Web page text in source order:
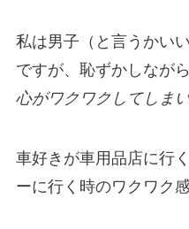
私は男子（と言うかい
ですが、恥ずかしなが
心がワクワクしてしま
車好きが車用品店に行
ーに行く時のワクワク